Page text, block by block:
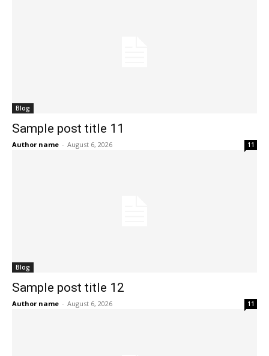
Blog
Sample post title 11
Author name - August 6, 2026 11
Blog
Sample post title 12
Author name - August 6, 2026 11